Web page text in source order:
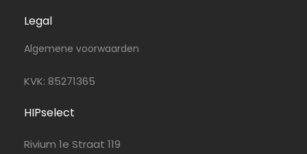
Legal
Algemene voorwaarden
KVK: 85271365
HIPselect
Rivium 1e Straat 119